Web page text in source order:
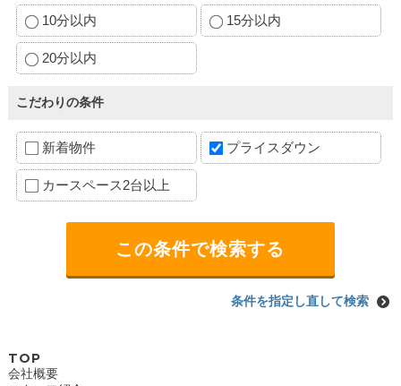
10分以内 15分以内
20分以内
こだわりの条件
新着物件 プライスダウン
カースペース2台以上
条件を指定し直して検索
TOP
会社概要